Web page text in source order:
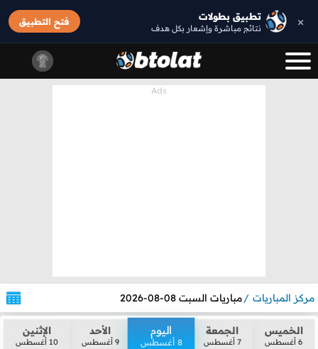
× تطبيق بطولات
نتائج مباشرة وإشعار بكل هدف
فتح التطبيق
مركز المباريات مباريات السبت 08-08-2026
الخميس
6 أغسطس
الجمعة
7 أغسطس
اليوم
8 أغسطس
الأحد
9 أغسطس
الإثنين
10 أغسطس